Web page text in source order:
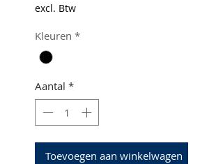
excl. Btw
Kleuren *
Aantal *
Toevoegen aan winkelwagen